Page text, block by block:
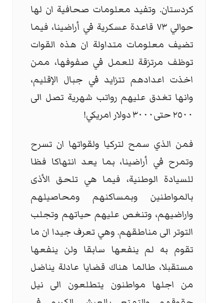
كردستان. وتفيد معلومات صحافية ان لها
حوالي ٧٣ قاعدة عسكرية في أراضينا، فيما
تضيف معلومات متداولة ان هذه القوات
توظف مرتزقة للعمل في صفوفها، ممن
اخذت اعدادهم تتزايد في جبال الإقليم،
وانها تغدق عليهم رواتب شهرية تصل الى
٢٥٠٠ حتى٣٠٠٠ دولار امريكي!
فمن الذي سمح لتركيا ولقواتها ان تسرح
وتمرح في أراضينا، بما يعد انتهاكا فظا
للسيادة الوطنية، فيما هي تلحق الأذى
بالمواطنين وبمساكنهم ومحاصيلهم
واراضيهم، وتنغص عليهم حياتهم وتجلب
التوتر الى مناطقهم. وهي تعرف جيدا ان ما
تقوم به لم ينفعها سابقا ولن ينفعها
مستقبلا، طالما هناك قضايا عادلة يناضل
من اجلها مواطنون يتطلعون الى نيل